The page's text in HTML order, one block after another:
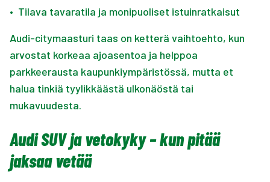
• Tilava tavaratila ja monipuoliset istuinratkaisut
Audi-citymaasturi taas on ketterä vaihtoehto, kun
arvostat korkeaa ajoasentoa ja helppoa
parkkeerausta kaupunkiympäristössä, mutta et
halua tinkiä tyylikkäästä ulkonäöstä tai
mukavuudesta.
Audi SUV ja vetokyky – kun pitää
jaksaa vetää